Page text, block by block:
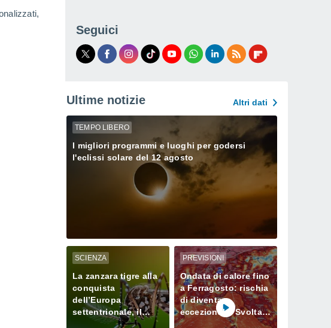
Seguici
Ultime notizie Altri dati
TEMPO LIBERO
I migliori programmi e luoghi per godersi
l'eclissi solare del 12 agosto
SCIENZA
La zanzara tigre alla
conquista
dell’Europa
settentrionale, il
cambiamento
PREVISIONI
Ondata di calore fino
a Ferragosto: rischia
di diventare
eccezionale. Svolta
solo a fine mese?